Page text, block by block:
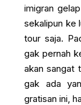
imigran
sekalipun ke
tour saja.
gak pernah
akan sangat
gak ada
gratisan ini,